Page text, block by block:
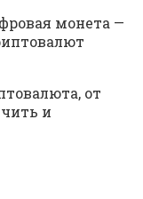
монета —
от
и